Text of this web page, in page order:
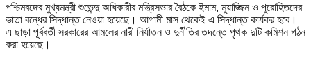
পশ্চিমবঙ্গের মুখ্যমন্ত্রী শুভেন্দু অধিকারীর মন্ত্রিসভার বৈঠকে ইমাম, মুয়াজ্জিন ও পুরোহিতদের
ভাতা বন্ধের সিদ্ধান্ত নেওয়া হয়েছে। আগামী মাস থেকেই এ সিদ্ধান্ত কার্যকর হবে।
এ ছাড়া পূর্ববর্তী সরকারের আমলের নারী নির্যাতন ও দুর্নীতির তদন্তে পৃথক দুটি কমিশন গঠন
করা হয়েছে।